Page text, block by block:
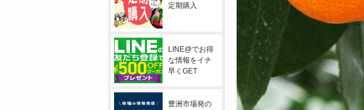
定期購入
LINE@でお得
な情報をイチ
早くGET
豊洲市場発の